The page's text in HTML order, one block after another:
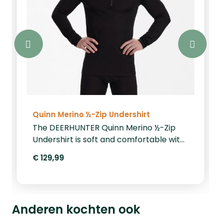
Quinn Merino ½-Zip Undershirt
The DEERHUNTER Quinn Merino ½-Zip
Undershirt is soft and comfortable with
with natural viscose bamboo fabric.
DEERHUNTER's signature 2-way stretch,
€ 129,99
Anderen kochten ook